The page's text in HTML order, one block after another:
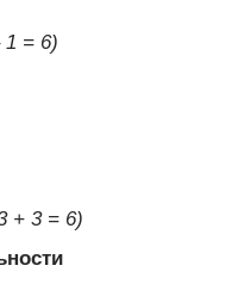
1 = 6)
+ 3 = 6)